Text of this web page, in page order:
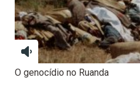
O genocídio no Ruanda